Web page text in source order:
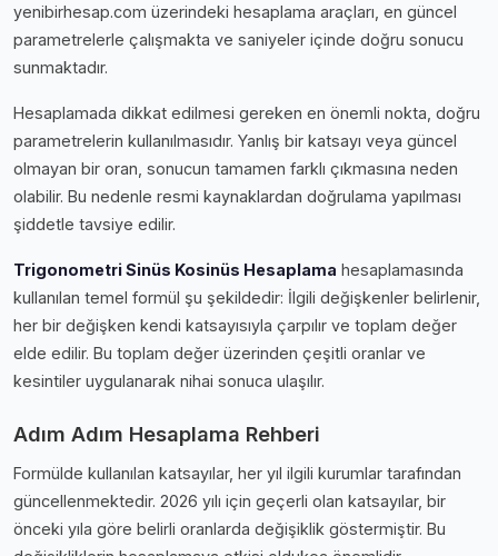
yenibirhesap.com üzerindeki hesaplama araçları, en güncel
parametrelerle çalışmakta ve saniyeler içinde doğru sonucu
sunmaktadır.
Hesaplamada dikkat edilmesi gereken en önemli nokta, doğru
parametrelerin kullanılmasıdır. Yanlış bir katsayı veya güncel
olmayan bir oran, sonucun tamamen farklı çıkmasına neden
olabilir. Bu nedenle resmi kaynaklardan doğrulama yapılması
şiddetle tavsiye edilir.
Trigonometri Sinüs Kosinüs Hesaplama hesaplamasında
kullanılan temel formül şu şekildedir: İlgili değişkenler belirlenir,
her bir değişken kendi katsayısıyla çarpılır ve toplam değer
elde edilir. Bu toplam değer üzerinden çeşitli oranlar ve
kesintiler uygulanarak nihai sonuca ulaşılır.
Adım Adım Hesaplama Rehberi
Formülde kullanılan katsayılar, her yıl ilgili kurumlar tarafından
güncellenmektedir. 2026 yılı için geçerli olan katsayılar, bir
önceki yıla göre belirli oranlarda değişiklik göstermiştir. Bu